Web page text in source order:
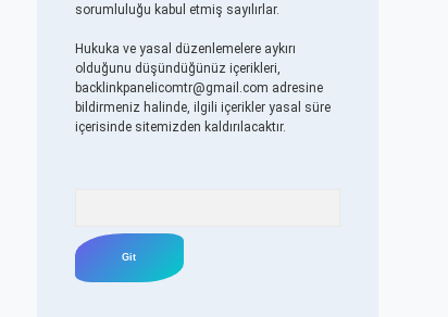
sorumluluğu kabul etmiş sayılırlar.
Hukuka ve yasal düzenlemelere aykırı
olduğunu düşündüğünüz içerikleri,
backlinkpanelicomtr@gmail.com adresine
bildirmeniz halinde, ilgili içerikler yasal süre
içerisinde sitemizden kaldırılacaktır.